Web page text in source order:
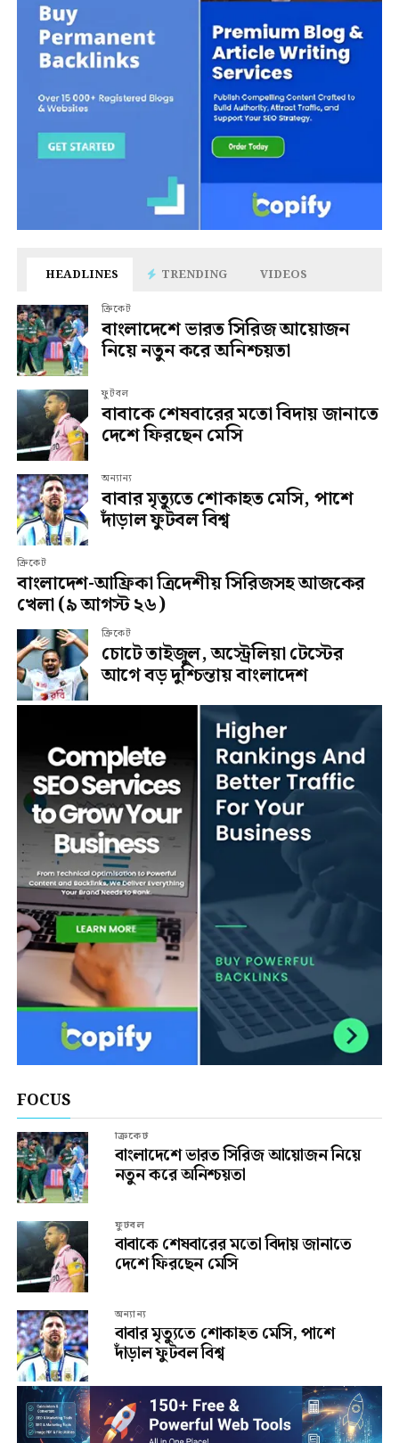
HEADLINES TRENDING VIDEOS
ক্রিকেট
বাংলাদেশে ভারত সিরিজ আয়োজন
নিয়ে নতুন করে অনিশ্চয়তা
ফুটবল
বাবাকে শেষবারের মতো বিদায় জানাতে
দেশে ফিরছেন মেসি
অন্যান্য
বাবার মৃত্যুতে শোকাহত মেসি, পাশে
দাঁড়াল ফুটবল বিশ্ব
ক্রিকেট
বাংলাদেশ-আফ্রিকা ত্রিদেশীয় সিরিজসহ আজকের
খেলা (৯ আগস্ট ২৬)
ক্রিকেট
চোটে তাইজুল, অস্ট্রেলিয়া টেস্টের
আগে বড় দুশ্চিন্তায় বাংলাদেশ
FOCUS
ক্রিকেট
বাংলাদেশে ভারত সিরিজ আয়োজন নিয়ে
নতুন করে অনিশ্চয়তা
ফুটবল
বাবাকে শেষবারের মতো বিদায় জানাতে
দেশে ফিরছেন মেসি
অন্যান্য
বাবার মৃত্যুতে শোকাহত মেসি, পাশে
দাঁড়াল ফুটবল বিশ্ব